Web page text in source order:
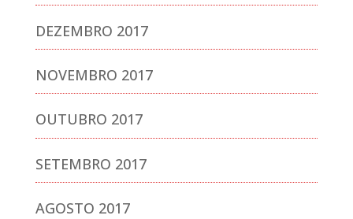
DEZEMBRO 2017
NOVEMBRO 2017
OUTUBRO 2017
SETEMBRO 2017
AGOSTO 2017